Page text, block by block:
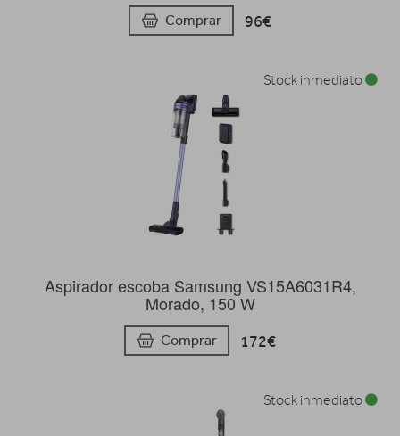
Comprar 96€
Aspirador escoba Samsung VS15A6031R4,
Morado, 150 W
Comprar 172€
Stock inmediato
Stock inmediato